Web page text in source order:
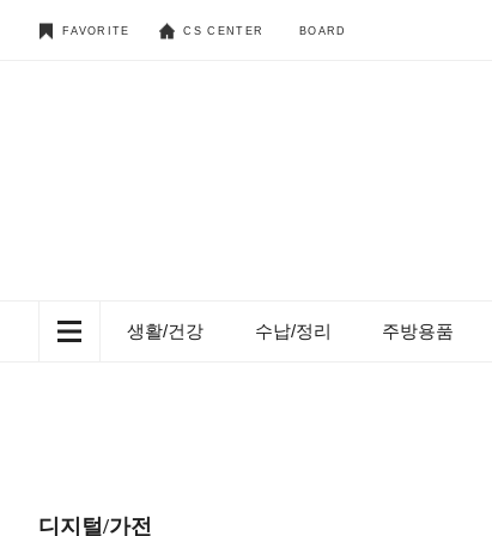
FAVORITE CS CENTER BOARD
생활/건강 수납/정리 주방용품
디지털/가전